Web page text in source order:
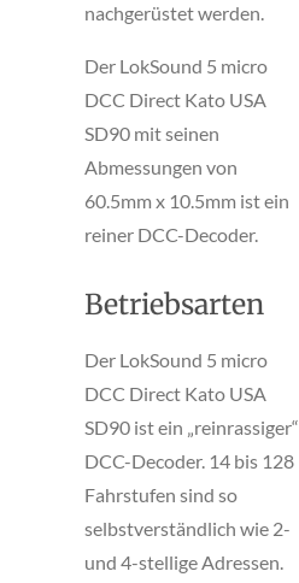
nachgerüstet werden.
Der LokSound 5 micro
DCC Direct Kato USA
SD90 mit seinen
Abmessungen von
60.5mm x 10.5mm ist ein
reiner DCC-Decoder.
Betriebsarten
Der LokSound 5 micro
DCC Direct Kato USA
SD90 ist ein „reinrassiger“
DCC-Decoder. 14 bis 128
Fahrstufen sind so
selbstverständlich wie 2-
und 4-stellige Adressen.